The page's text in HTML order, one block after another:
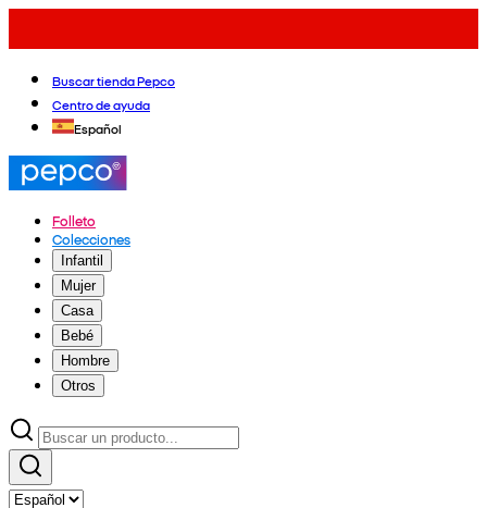
Buscar tienda Pepco
Centro de ayuda
Español
Folleto
Colecciones
Infantil
Mujer
Casa
Bebé
Hombre
Otros